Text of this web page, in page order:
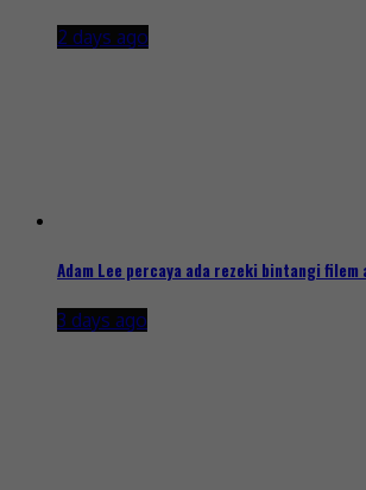
2 days ago
Adam Lee percaya ada rezeki bintangi filem
3 days ago